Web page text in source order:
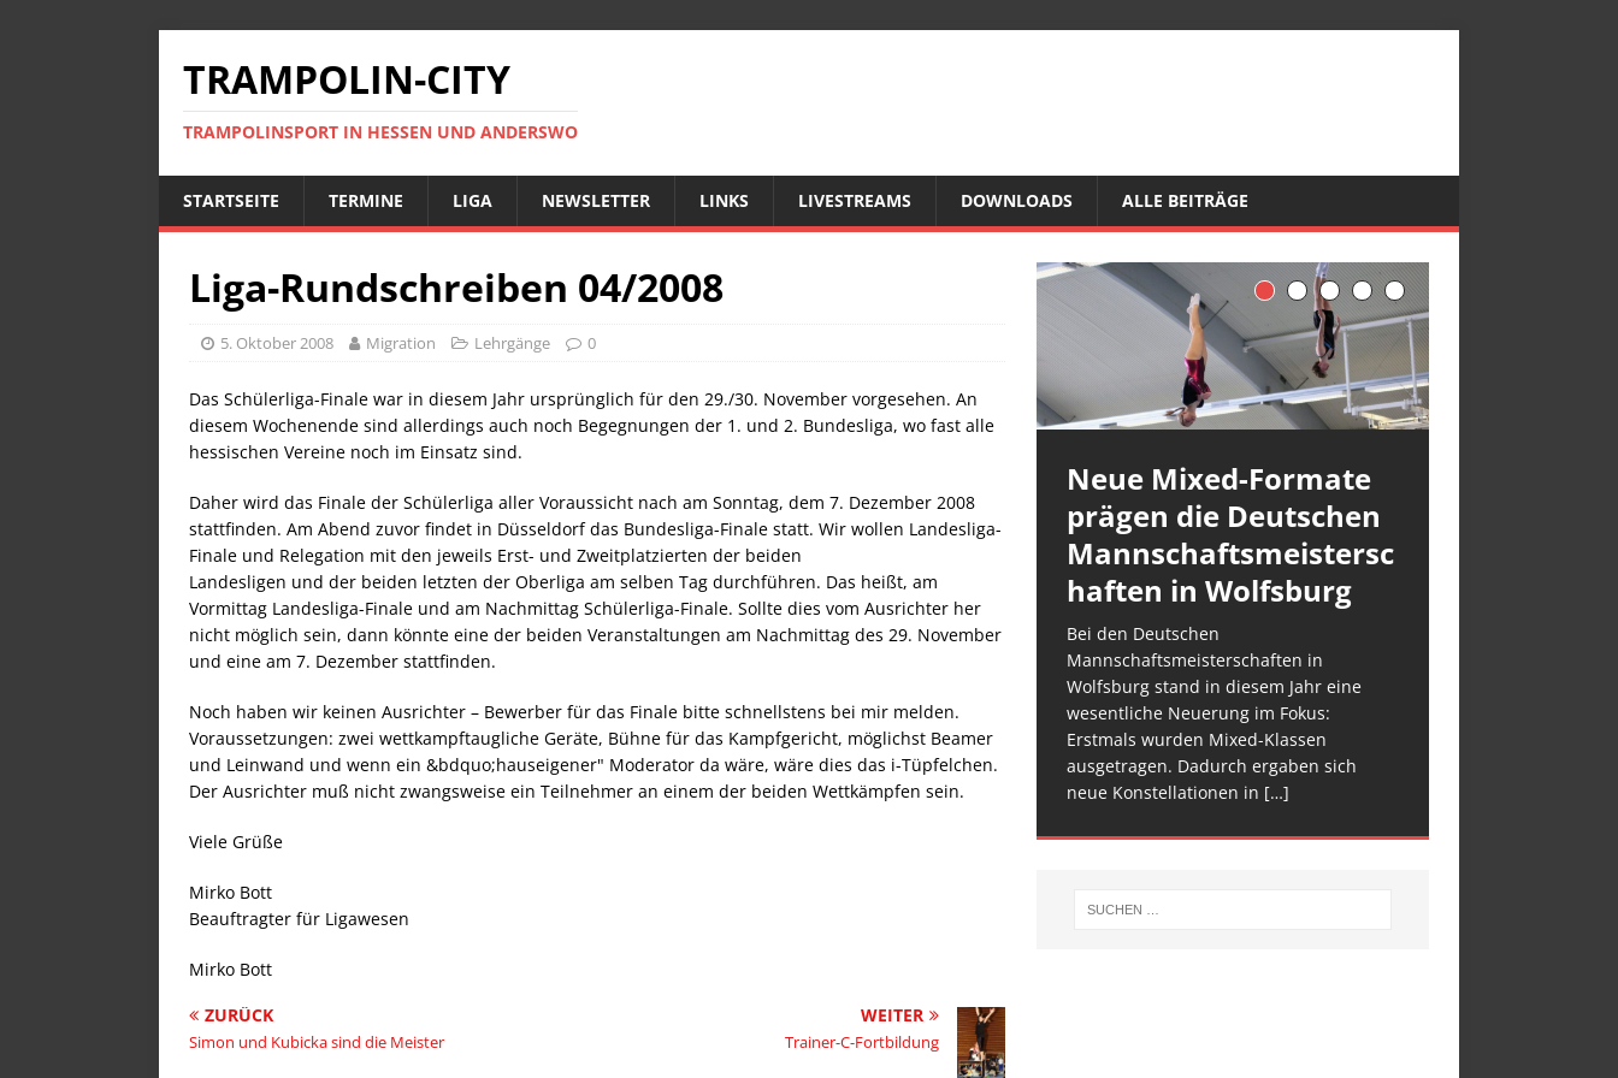
TRAMPOLIN-CITY
TRAMPOLINSPORT IN HESSEN UND ANDERSWO
STARTSEITE TERMINE LIGA NEWSLETTER LINKS LIVESTREAMS DOWNLOADS ALLE BEITRÄGE
Liga-Rundschreiben 04/2008
5. Oktober 2008 Migration Lehrgänge 0
Das Schülerliga-Finale war in diesem Jahr ursprünglich für den 29./30. November vorgesehen. An
diesem Wochenende sind allerdings auch noch Begegnungen der 1. und 2. Bundesliga, wo fast alle
hessischen Vereine noch im Einsatz sind.
Daher wird das Finale der Schülerliga aller Voraussicht nach am Sonntag, dem 7. Dezember 2008
stattfinden. Am Abend zuvor findet in Düsseldorf das Bundesliga-Finale statt. Wir wollen Landesliga-
Finale und Relegation mit den jeweils Erst- und Zweitplatzierten der beiden
Landesligen und der beiden letzten der Oberliga am selben Tag durchführen. Das heißt, am
Vormittag Landesliga-Finale und am Nachmittag Schülerliga-Finale. Sollte dies vom Ausrichter her
nicht möglich sein, dann könnte eine der beiden Veranstaltungen am Nachmittag des 29. November
und eine am 7. Dezember stattfinden.
Noch haben wir keinen Ausrichter – Bewerber für das Finale bitte schnellstens bei mir melden.
Voraussetzungen: zwei wettkampftaugliche Geräte, Bühne für das Kampfgericht, möglichst Beamer
und Leinwand und wenn ein &bdquo;hauseigener" Moderator da wäre, wäre dies das i-Tüpfelchen.
Der Ausrichter muß nicht zwangsweise ein Teilnehmer an einem der beiden Wettkämpfen sein.
Viele Grüße
Mirko Bott
Beauftragter für Ligawesen
Mirko Bott
ZURÜCK
Simon und Kubicka sind die Meister
WEITER
Trainer-C-Fortbildung
Neue Mixed-Formate
prägen die Deutschen
Mannschaftsmeistersc
haften in Wolfsburg
Bei den Deutschen
Mannschaftsmeisterschaften in
Wolfsburg stand in diesem Jahr eine
wesentliche Neuerung im Fokus:
Erstmals wurden Mixed-Klassen
ausgetragen. Dadurch ergaben sich
neue Konstellationen in […]